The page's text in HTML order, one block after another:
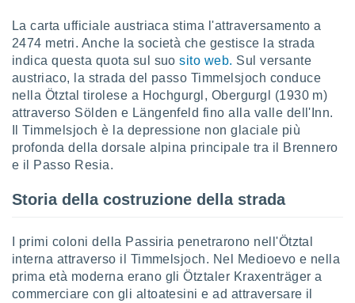
a piè
del
web.
cookie
dei
ad
web
La carta ufficiale austriaca stima l'attraversamento a
2474 metri. Anche la società che gestisce la strada
indica questa quota sul suosito web. Sul versante
austriaco, la strada del passo Timmelsjoch conduce
nella Ötztal tirolese a Hochgurgl, Obergurgl (1930 m)
attraverso Sölden e Längenfeld fino alla valle dell'Inn.
Il Timmelsjoch è la depressione non glaciale più
profonda della dorsale alpina principale tra il Brennero
e il Passo Resia.
Storia della costruzione della strada
I primi coloni della Passiria penetrarono nell'Ötztal
interna attraverso il Timmelsjoch. Nel Medioevo e nella
prima età moderna erano gli Ötztaler Kraxenträger a
commerciare con gli altoatesini e ad attraversare il